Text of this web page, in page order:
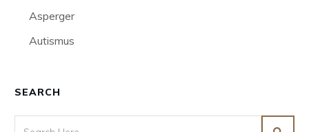
Asperger
Autismus
SEARCH